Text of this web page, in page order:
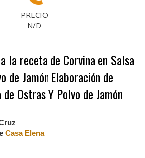
PRECIO
N/D
la receta de Corvina en Salsa
de JamónElaboración de
Ostras Y Polvo de Jamón
Casa Elena